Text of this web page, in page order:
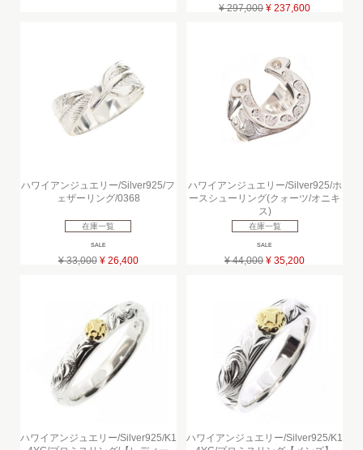
¥ 297,000 ¥ 237,600
ハワイアンジュエリー/Silver925/フ
ェザーリング/0368
在庫一覧
SALE
¥ 33,000 ¥ 26,400
ハワイアンジュエリー/Silver925/ホ
ースシューリング(クォーツ/オニキ
ス)
在庫一覧
SALE
¥ 44,000 ¥ 35,200
ハワイアンジュエリー/Silver925/K1
ハワイアンジュエリー/Silver925/K1